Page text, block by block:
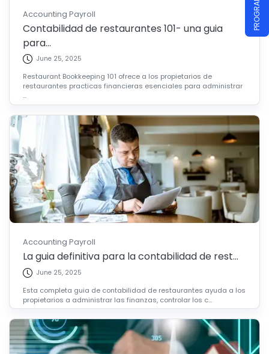
Accounting Payroll
Contabilidad de restaurantes 101- una guia
para...
June 25, 2025
Restaurant Bookkeeping 101 ofrece a los propietarios de
restaurantes practicas financieras esenciales para administrar
...
Accounting Payroll
La guia definitiva para la contabilidad de rest...
June 25, 2025
Esta completa guia de contabilidad de restaurantes ayuda a los
propietarios a administrar las finanzas, controlar los c...